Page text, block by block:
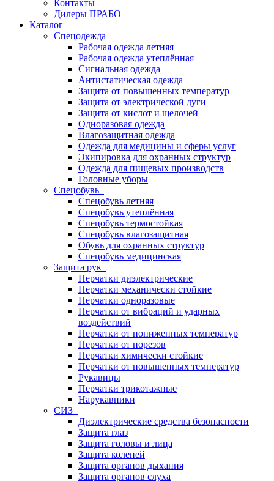
Контакты
Дилеры ПРАБО
Каталог
Спецодежда
Рабочая одежда летняя
Рабочая одежда утеплённая
Сигнальная одежда
Антистатическая одежда
Защита от повышенных температур
Защита от электрической дуги
Защита от кислот и щелочей
Одноразовая одежда
Влагозащитная одежда
Одежда для медицины и сферы услуг
Экипировка для охранных структур
Одежда для пищевых производств
Головные уборы
Спецобувь
Спецобувь летняя
Спецобувь утеплённая
Спецобувь термостойкая
Спецобувь влагозащитная
Обувь для охранных структур
Спецобувь медицинская
Защита рук
Перчатки диэлектрические
Перчатки механически стойкие
Перчатки одноразовые
Перчатки от вибраций и ударных
воздействий
Перчатки от пониженных температур
Перчатки от порезов
Перчатки химически стойкие
Перчатки от повышенных температур
Рукавицы
Перчатки трикотажные
Нарукавники
СИЗ
Диэлектрические средства безопасности
Защита глаз
Защита головы и лица
Защита коленей
Защита органов дыхания
Защита органов слуха